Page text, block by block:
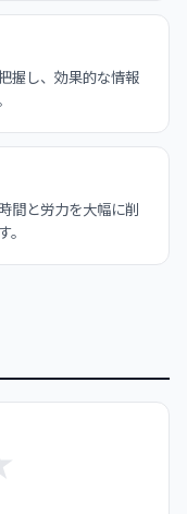
握し、効果的な情報
間と労力を大幅に削
。